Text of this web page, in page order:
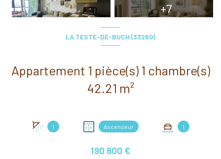
+7
LA TESTE-DE-BUCH (33260)
Appartement 1 pièce(s) 1 chambre(s)
42.21 m²
1 Ascenseur 1
190 800 €